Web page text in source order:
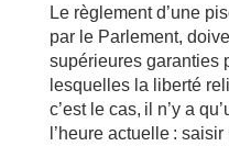
Le règlement d’une
par le Parlement,
supérieures garanties
lesquelles la liberté
c’est le cas, il n’y a
l’heure actuelle :